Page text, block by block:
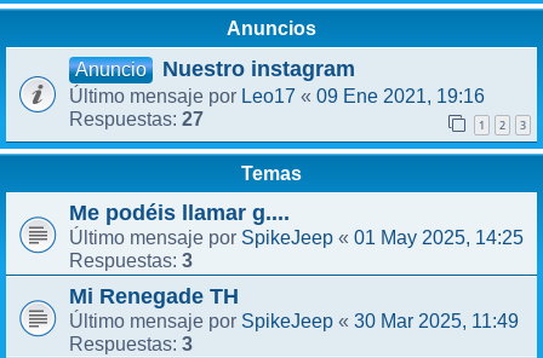
Anuncios
Anuncio Nuestro instagram
Último mensaje por Leo17 « 09 Ene 2021, 19:16
Respuestas: 27 1 2 3
Temas
Me podéis llamar g....
Último mensaje por SpikeJeep « 01 May 2025, 14:25
Respuestas: 3
Mi Renegade TH
Último mensaje por SpikeJeep « 30 Mar 2025, 11:49
Respuestas: 3